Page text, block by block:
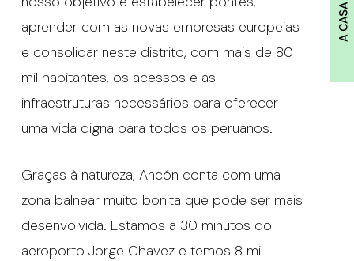
A CASA
aprender com as novas empresas europeias
e consolidar neste distrito, com mais de 80
mil habitantes, os acessos e as
infraestruturas necessários para oferecer
uma vida digna para todos os peruanos.
Graças à natureza, Ancón conta com uma
zona balnear muito bonita que pode ser mais
desenvolvida. Estamos a 30 minutos do
aeroporto Jorge Chavez e temos 8 mil